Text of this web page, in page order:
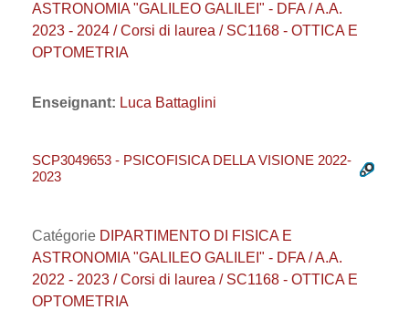
ASTRONOMIA "GALILEO GALILEI" - DFA / A.A.
2023 - 2024 / Corsi di laurea / SC1168 - OTTICA E
OPTOMETRIA
Enseignant: Luca Battaglini
SCP3049653 - PSICOFISICA DELLA VISIONE 2022-
2023
Catégorie DIPARTIMENTO DI FISICA E
ASTRONOMIA "GALILEO GALILEI" - DFA / A.A.
2022 - 2023 / Corsi di laurea / SC1168 - OTTICA E
OPTOMETRIA